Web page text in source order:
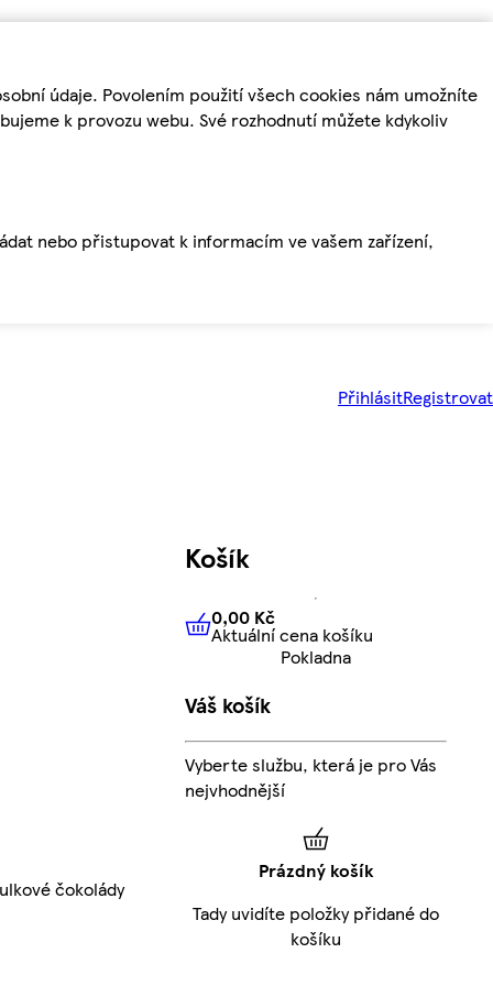
údaje. Povolením použití všech cookies nám umožníte
k provozu webu. Své rozhodnutí můžete kdykoliv
nebo přistupovat k informacím ve vašem zařízení,
PřihlásitRegistrovat
čokolády
Košík
0,00 KčAktuální cena košíku
0,00 Kč
Aktuální cena košíku
Pokladna
Váš košík
Vyberte službu, která je pro Vás
nejvhodnější
Prázdný košík
Tady uvidíte položky přidané do
košíku